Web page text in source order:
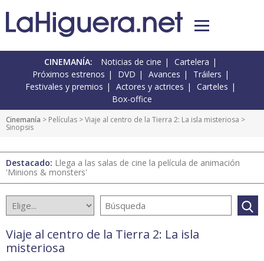
CINEMANÍA: Noticias de cine
Cartelera
Próximos estrenos
DVD Avances
Tráilers
Festivales y premios
Actores y actrices
Carteles
Box-office
Cinemanía > Películas >Viaje al centro de la Tierra 2: La isla misteriosa >
Sinopsis
Destacado: Llega a las salas de cine la película de animación
'Minions & monsters'
Viaje al centro de la Tierra 2: La isla
misteriosa